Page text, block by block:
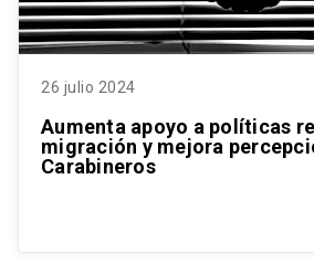
26 julio 2024
Aumenta apoyo a políticas
migración y mejora
Carabineros